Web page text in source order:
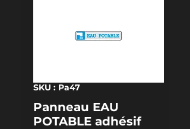
SKU : Pa47
Panneau EAU
POTABLE adhésif